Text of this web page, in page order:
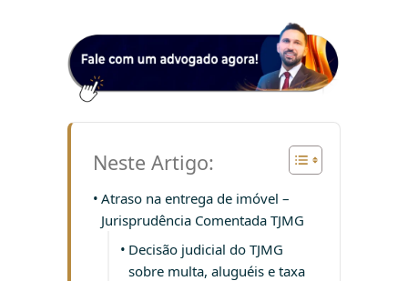
Neste Artigo:
Atraso na entrega de imóvel –
Jurisprudência Comentada TJMG
Decisão judicial do TJMG
sobre multa, aluguéis e taxa